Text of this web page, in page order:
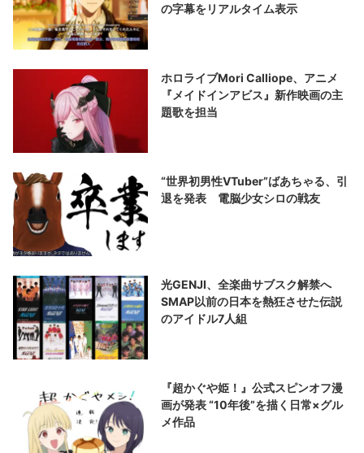
の字幕をリアルタイム表示
ホロライブMori Calliope、アニメ
『メイドインアビス』新作映画の主
題歌を担当
“世界初男性VTuber”ばあちゃる、引
退を発表 電脳少女シロの戦友
光GENJI、全楽曲サブスク解禁へ
SMAP以前の日本を熱狂させた伝説
のアイドル7人組
『超かぐや姫！』公式スピンオフ漫
画が発表 “10年後”を描く日常×グル
メ作品